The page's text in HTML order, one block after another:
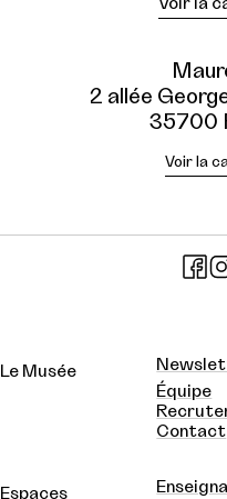
Voir la
2 allée
35700
Voir la
Le Musée
Équipe
Contact
Espaces